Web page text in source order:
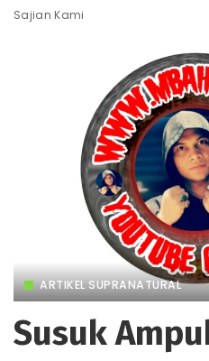
Sajian Kami
ARTIKEL SUPRANATURAL
Susuk